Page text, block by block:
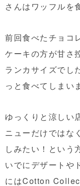
さんはワッフルを
前回食べたチョコ
ケーキの方が甘さ
ランカサイズでし
っと食べてしまい
ゆっくりと涼しい
ニューだけではな
しみたい！という
いでにデザートや
にはCotton